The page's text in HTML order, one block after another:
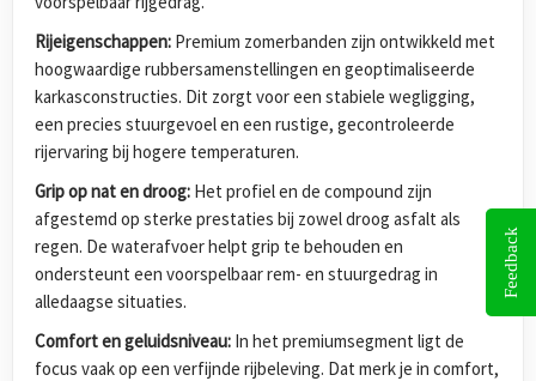
Rijeigenschappen: Premium zomerbanden zijn ontwikkeld met
hoogwaardige rubbersamenstellingen en geoptimaliseerde
karkasconstructies. Dit zorgt voor een stabiele wegligging,
een precies stuurgevoel en een rustige, gecontroleerde
rijervaring bij hogere temperaturen.
Grip op nat en droog: Het profiel en de compound zijn
afgestemd op sterke prestaties bij zowel droog asfalt als
regen. De waterafvoer helpt grip te behouden en
ondersteunt een voorspelbaar rem- en stuurgedrag in
alledaagse situaties.
Comfort en geluidsniveau: In het premiumsegment ligt de
focus vaak op een verfijnde rijbeleving. Dat merk je in comfort,
Feedback